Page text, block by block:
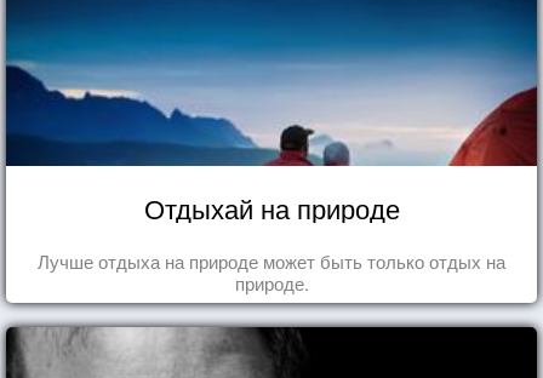
Отдыхай на природе
Лучше отдыха на природе может быть только отдых на
природе.